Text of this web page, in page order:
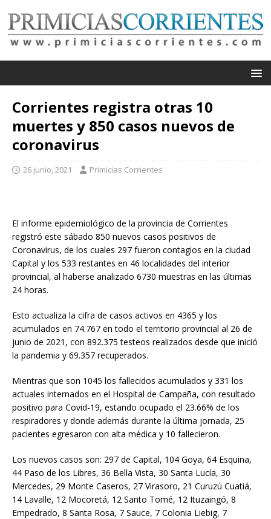
Corrientes registra otras 10
muertes y 850 casos nuevos de
coronavirus
26 junio, 2021 Primicias Corrientes
El informe epidemiológico de la provincia de Corrientes
registró este sábado 850 nuevos casos positivos de
Coronavirus, de los cuales 297 fueron contagios en la ciudad
Capital y los 533 restantes en 46 localidades del interior
provincial, al haberse analizado 6730 muestras en las últimas
24 horas.
Esto actualiza la cifra de casos activos en 4365 y los
acumulados en 74.767 en todo el territorio provincial al 26 de
junio de 2021, con 892.375 testeos realizados desde que inició
la pandemia y 69.357 recuperados.
Mientras que son 1045 los fallecidos acumulados y 331 los
actuales internados en el Hospital de Campaña, con resultado
positivo para Covid-19, estando ocupado el 23.66% de los
respiradores y donde además durante la última jornada, 25
pacientes egresaron con alta médica y 10 fallecieron.
Los nuevos casos son: 297 de Capital, 104 Goya, 64 Esquina,
44 Paso de los Libres, 36 Bella Vista, 30 Santa Lucía, 30
Mercedes, 29 Monte Caseros, 27 Virasoro, 21 Curuzú Cuatiá,
14 Lavalle, 12 Mocoretá, 12 Santo Tomé, 12 Ituzaingó, 8
Empedrado, 8 Santa Rosa, 7 Sauce, 7 Colonia Liebig, 7